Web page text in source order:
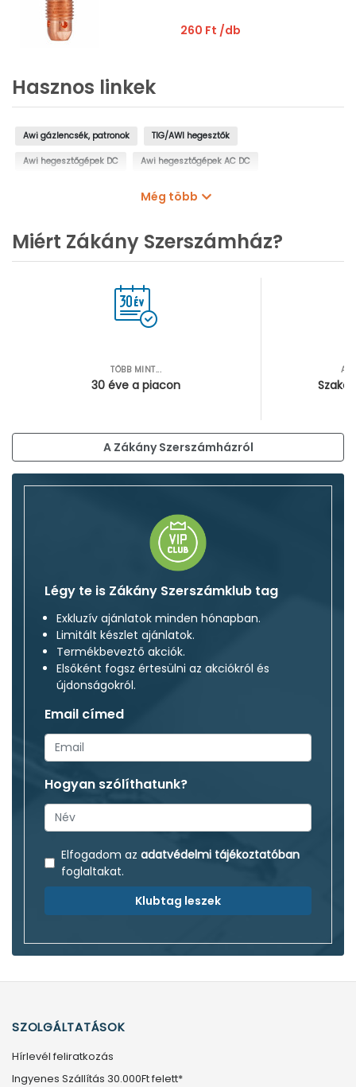
260 Ft /db
Hasznos linkek
Awi gázlencsék, patronok TIG/AWI hegesztők
Awi hegesztőgépek DC Awi hegesztőgépek AC DC
Még több
Miért Zákány Szerszámház?
TÖBB MINT...
30 éve a piacon
A Zákány Szerszámházról
Légy te is Zákány Szerszámklub tag
Exkluzív ajánlatok minden hónapban.
Limitált készlet ajánlatok.
Termékbeveztő akciók.
Elsőként fogsz értesülni az akciókról és
újdonságokról.
Email címed
Hogyan szólíthatunk?
Elfogadom az adatvédelmi tájékoztatóban
foglaltakat.
Klubtag leszek
SZOLGÁLTATÁSOK
Hírlevél feliratkozás
Ingyenes Szállítás 30.000Ft felett*